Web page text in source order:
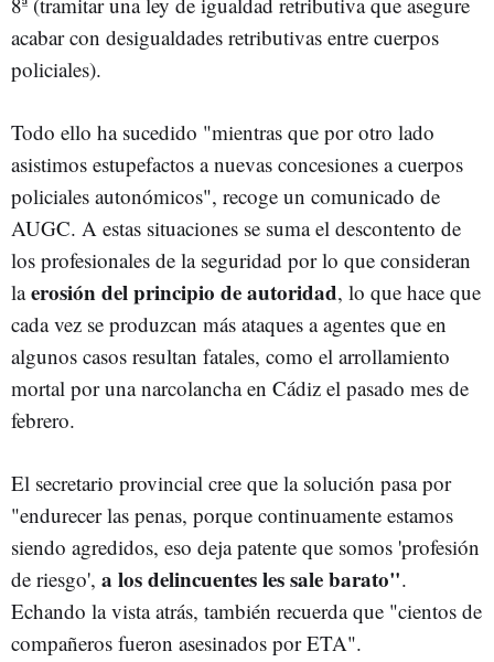
acabar con desigualdades retributivas entre cuerpos
policiales).
Todo ello ha sucedido "mientras que por otro lado
asistimos estupefactos a nuevas concesiones a cuerpos
policiales autonómicos", recoge un comunicado de
AUGC. A estas situaciones se suma el descontento de
los profesionales de la seguridad por lo que consideran
laerosión del principio de autoridad, lo que hace que
cada vez se produzcan más ataques a agentes que en
algunos casos resultan fatales, como el arrollamiento
mortal por una narcolancha en Cádiz el pasado mes de
febrero.
El secretario provincial cree que la solución pasa por
"endurecer las penas, porque continuamente estamos
siendo agredidos, eso deja patente que somos 'profesión
de riesgo', a los delincuentes les sale barato".
Echando la vista atrás, también recuerda que "cientos de
compañeros fueron asesinados por ETA".